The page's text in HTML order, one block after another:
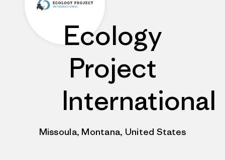
Ecology
Project
International
Missoula, Montana, United States